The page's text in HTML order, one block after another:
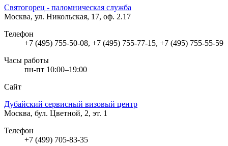
Святогорец - паломническая служба
Москва, ул. Никольская, 17, оф. 2.17
Телефон
+7 (495) 755-50-08, +7 (495) 755-77-15, +7 (495) 755-55-59
Часы работы
пн-пт 10:00–19:00
Сайт
Дубайский сервисный визовый центр
Москва, бул. Цветной, 2, эт. 1
Телефон
+7 (499) 705-83-35